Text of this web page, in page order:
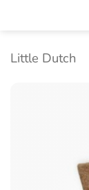
Little Dutch